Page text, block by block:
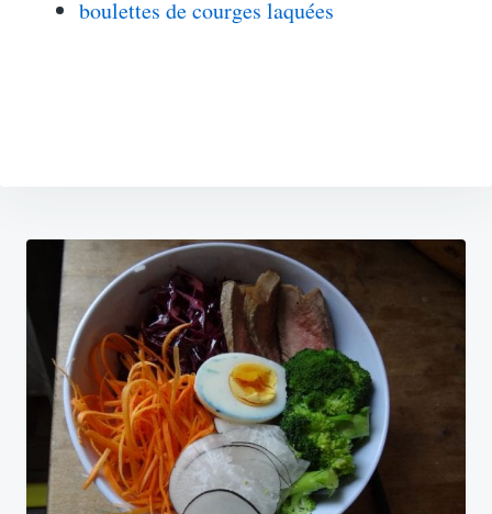
boulettes de courges laquées
Navigation
l’article